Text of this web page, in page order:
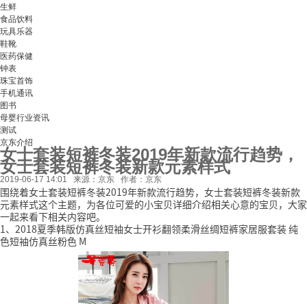
生鲜
食品饮料
玩具乐器
鞋靴
医药保健
钟表
珠宝首饰
手机通讯
图书
母婴行业资讯
测试
京东介绍
女士套装短裤冬装2019年新款流行趋势，
女士套装短裤冬装新款元素样式
2019-06-17 14:01 来源：京东 作者：京东
围绕着女士套装短裤冬装2019年新款流行趋势，女士套装短裤冬装新款
元素样式这个主题，为各位可爱的小宝贝详细介绍相关心意的宝贝，大家
一起来看下相关内容吧。
1、2018夏季韩版仿真丝短袖女士开衫翻领柔滑丝绸短裤家居服套装 纯
色短袖仿真丝粉色 M